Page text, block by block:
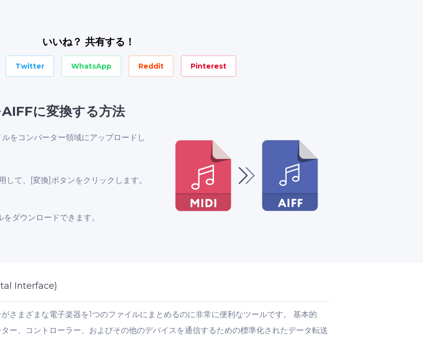
いいね？ 共有する！
Twitter WhatsApp Reddit Pinterest
に変換する方法
をコンバーター領域にアップロードし
して、[変換]ボタンをクリックします。
ダウンロードできます。
Interface)
さまざまな電子楽器を1つのファイルにまとめるのに非常に便利なツールです。 基本的
ー、コントローラー、およびその他のデバイスを通信するための標準化されたデータ転送